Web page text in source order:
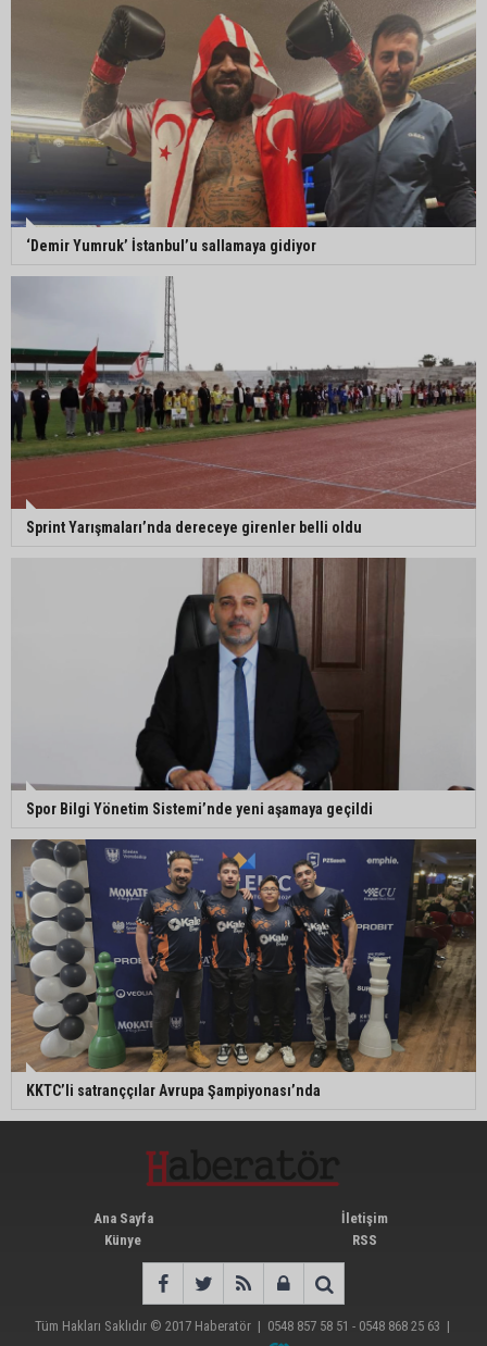
‘Demir Yumruk’ İstanbul’u sallamaya gidiyor
Sprint Yarışmaları’nda dereceye girenler belli oldu
Spor Bilgi Yönetim Sistemi’nde yeni aşamaya geçildi
KKTC’li satranççılar Avrupa Şampiyonası’nda
Ana Sayfa
Künye
İletişim
RSS
Tüm Hakları Saklıdır © 2017 Haberatör| 0548 857 58 51 - 0548 868 25 63 |